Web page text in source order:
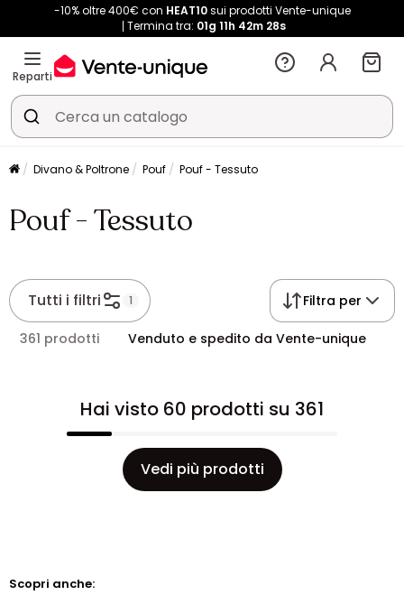
-10% oltre 400€ con HEAT10sui prodotti Vente-unique
Termina tra: 01g 11h 42m 28s
Reparti
Divano & Poltrone Pouf Pouf - Tessuto
Pouf - Tessuto
Tutti i filtri 1 Filtra per
361 prodotti Venduto e spedito da Vente-unique
Hai visto 60 prodotti su 361
Vedi più prodotti
Scopri anche: